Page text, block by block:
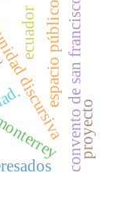
convento de san francisco
espacio público
proyecto
ecuador